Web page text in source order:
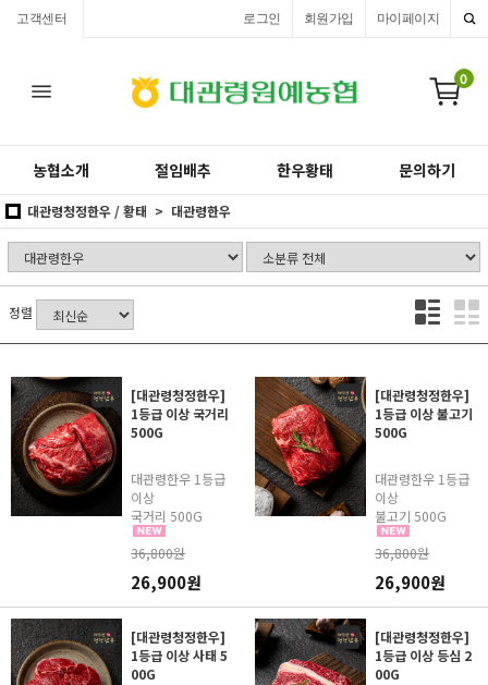
고객센터 마이페이지
회원가입
로그인
0
농협소개 절임배추 한우황태 문의하기
대관령청정한우 / 황태 대관령한우
정렬
[대관령청정한우]
1등급 이상 국거리
500G
대관령한우 1등급
이상
국거리 500G
36,800원
26,900원
[대관령청정한우]
1등급 이상 불고기
500G
대관령한우 1등급
이상
불고기 500G
36,800원
26,900원
[대관령청정한우]
1등급 이상 사태 5
00G
[대관령청정한우]
1등급 이상 등심 2
00G